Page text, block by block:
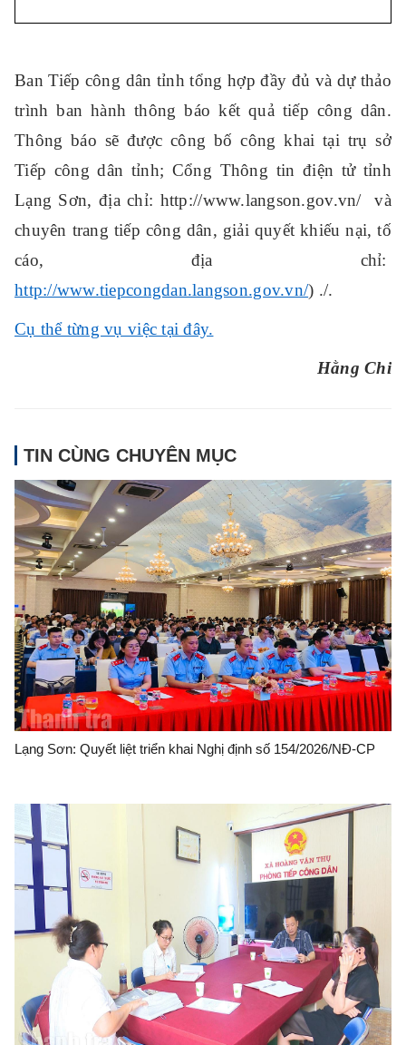
Ban Tiếp công dân tỉnh tổng hợp đầy đủ và dự thảo
trình ban hành thông báo kết quả tiếp công dân.
Thông báo sẽ được công bố công khai tại trụ sở
Tiếp công dân tỉnh; Cổng Thông tin điện tử tỉnh
Lạng Sơn, địa chỉ: http://www.langson.gov.vn/ và
chuyên trang tiếp công dân, giải quyết khiếu nại, tố
cáo, địa chỉ:
http://www.tiepcongdan.langson.gov.vn/) ./.
Cụ thể từng vụ việc tại đây.
Hằng Chi
TIN CÙNG CHUYÊN MỤC
Lạng Sơn: Quyết liệt triển khai Nghị định số 154/2026/NĐ-CP